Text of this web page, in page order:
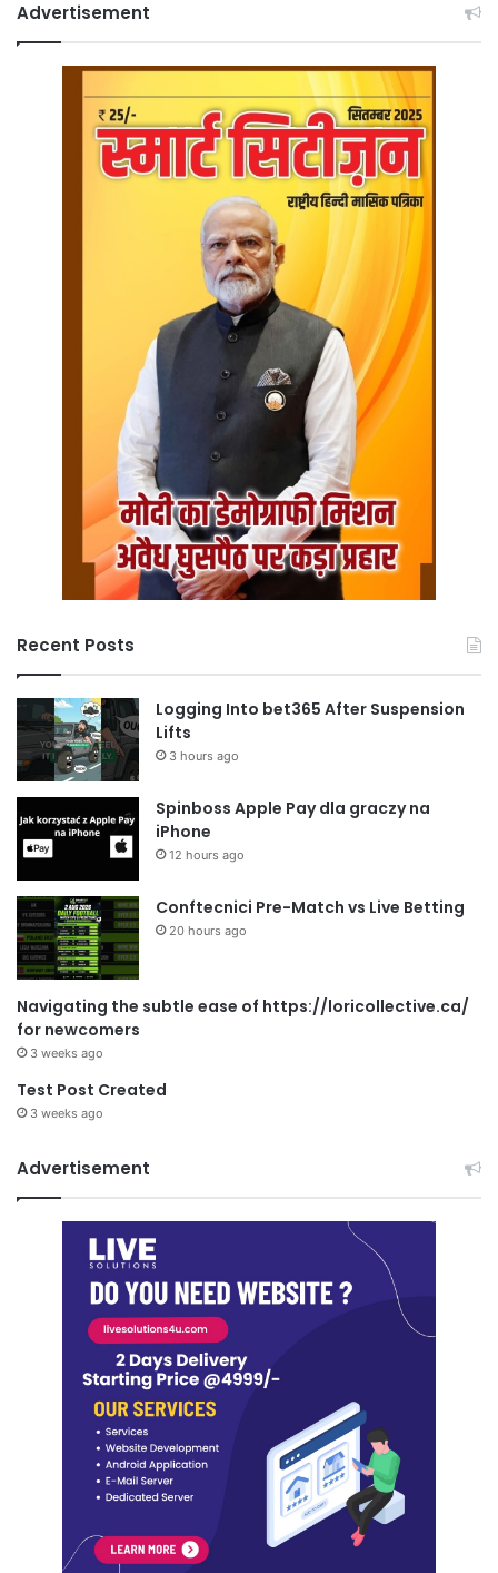
Advertisement
Recent Posts
Logging Into bet365 After Suspension
Lifts
3 hours ago
Spinboss Apple Pay dla graczy na
iPhone
12 hours ago
Conftecnici Pre-Match vs Live Betting
20 hours ago
Navigating the subtle ease of https://loricollective.ca/
for newcomers
3 weeks ago
Test Post Created
3 weeks ago
Advertisement